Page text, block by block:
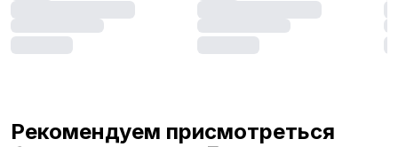
Рекомендуем присмотреться